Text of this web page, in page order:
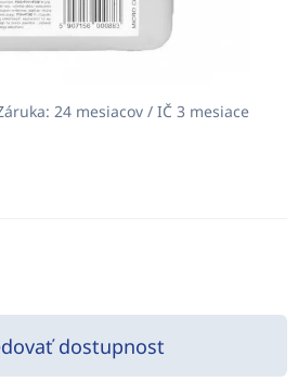
24 mesiacov / IČ 3 mesiace
dostupnost